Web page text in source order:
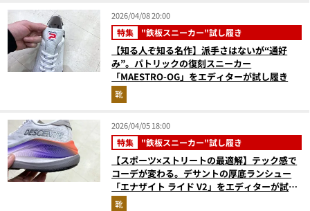
2026/04/08 20:00
特集 "鉄板スニーカー"試し履き
【知る人ぞ知る名作】派手さはないが“通好
み”。パトリックの復刻スニーカー
「MAESTRO-OG」をエディターが試し履き
靴
2026/04/05 18:00
特集 "鉄板スニーカー"試し履き
【スポーツ×ストリートの最適解】テック感で
コーデが変わる。デサントの厚底ランシュー
「エナザイト ライド V2」をエディターが試し
履き
靴